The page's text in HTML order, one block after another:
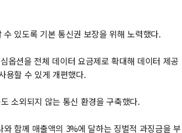
있도록 기본 통신권 보장을 위해 노력했다.
옵션을 전체 데이터 요금제로 확대해 데이터 제공
용할 수 있게 개편했다.
소외되지 않는 통신 환경을 구축했다.
함께 매출액의 3%에 달하는 징벌적 과징금을 부